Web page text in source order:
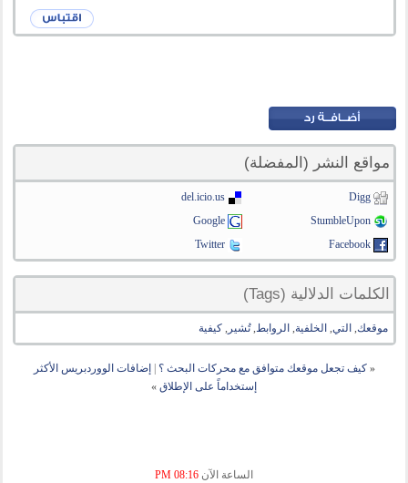
مواقع النشر (المفضلة)
Digg
del.icio.us
StumbleUpon
Google
Facebook
Twitter
الكلمات الدلالية (Tags)
موقعك, التي, الخلفية, الروابط,تُشير ,كيفية
« كيف تجعل موقعك متوافق مع محركات البحث ؟
إضافات الووردبريس الأكثر
إستخداماً على الإطلاق »
الساعة الآن 08:16 PM